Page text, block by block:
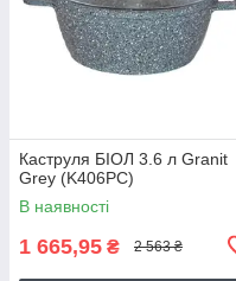
Каструля БІОЛ 3.6 л Granit
Grey (K406PC)
В наявності
1 665,95 ₴ 2 563 ₴